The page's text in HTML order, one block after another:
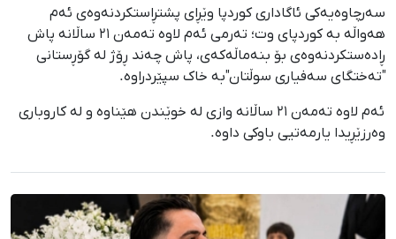
سەرچاوەیەکی ئاگاداری کوردپا وێڕای پشتڕاستکردنەوەی ئەم
هەواڵە بە کوردپای وت؛ تەرمی ئەم لاوە تەمەن ٢١ ساڵانە پاش
ڕادەستکردنەوەی بۆ بنەماڵەکەی، پاش چەند ڕۆژ لە گۆڕستانی
"تەختگای سەفیاری سوڵتان"بە خاک سپێردراوە.
ئەم لاوە تەمەن ٢١ ساڵانە وازی لە خوێندن هێناوە و لە کاروباری
وەرزێڕیدا یارمەتیی باوکی داوە.